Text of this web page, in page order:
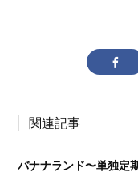
関連記事
バナナランド〜単独定